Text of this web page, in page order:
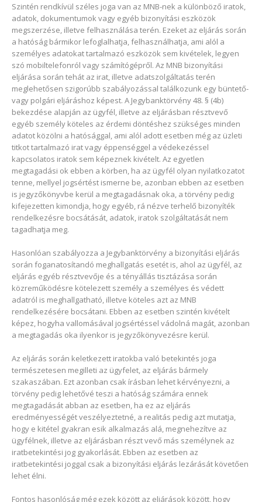
Szintén rendkívül széles joga van az MNB-nek a különböző iratok,
adatok, dokumentumok vagy egyéb bizonyítási eszközök
megszerzése, illetve felhasználása terén. Ezeket az eljárás során
a hatóság bármikor lefoglalhatja, felhasználhatja, ami alól a
személyes adatokat tartalmazó eszközök sem kivételek, legyen
szó mobiltelefonról vagy számítógépről. Az MNB bizonyítási
eljárása során tehát az irat, illetve adatszolgáltatás terén
meglehetősen szigorúbb szabályozással találkozunk egy büntető-
vagy polgári eljáráshoz képest. A Jegybanktörvény 48. § (4b)
bekezdése alapján az ügyfél, illetve az eljárásban résztvevő
egyéb személy köteles az érdemi döntéshez szükséges minden
adatot közölni a hatósággal, ami alól adott esetben még az üzleti
titkot tartalmazó irat vagy éppenséggel a védekezéssel
kapcsolatos iratok sem képeznek kivételt. Az egyetlen
megtagadási ok ebben a körben, ha az ügyfél olyan nyilatkozatot
tenne, mellyel jogsértést ismerne be, azonban ebben az esetben
is jegyzőkönyvbe kerül a megtagadásnak oka, a törvény pedig
kifejezetten kimondja, hogy egyéb, rá nézve terhelő bizonyíték
rendelkezésre bocsátását, adatok, iratok szolgáltatását nem
tagadhatja meg.
Hasonlóan szabályozza a Jegybanktörvény a bizonyítási eljárás
során foganatosítandó meghallgatás esetét is, ahol az ügyfél, az
eljárás egyéb résztvevője és a tényállás tisztázása során
közreműködésre kötelezett személy a személyes és védett
adatról is meghallgatható, illetve köteles azt az MNB
rendelkezésére bocsátani. Ebben az esetben szintén kivételt
képez, hogyha vallomásával jogsértéssel vádolná magát, azonban
a megtagadás oka ilyenkor is jegyzőkönyvezésre kerül.
Az eljárás során keletkezett iratokba való betekintés joga
természetesen megilleti az ügyfelet, az eljárás bármely
szakaszában. Ezt azonban csak írásban lehet kérvényezni, a
törvény pedig lehetővé teszi a hatóság számára ennek
megtagadását abban az esetben, ha ez az eljárás
eredményességét veszélyeztetné, a realitás pedig azt mutatja,
hogy e kitétel gyakran esik alkalmazás alá, megnehezítve az
ügyfélnek, illetve az eljárásban részt vevő más személynek az
iratbetekintési jog gyakorlását. Ebben az esetben az
iratbetekintési joggal csak a bizonyítási eljárás lezárását követően
lehet élni.
Fontos hasonlóság még ezek között az eljárások között, hogy